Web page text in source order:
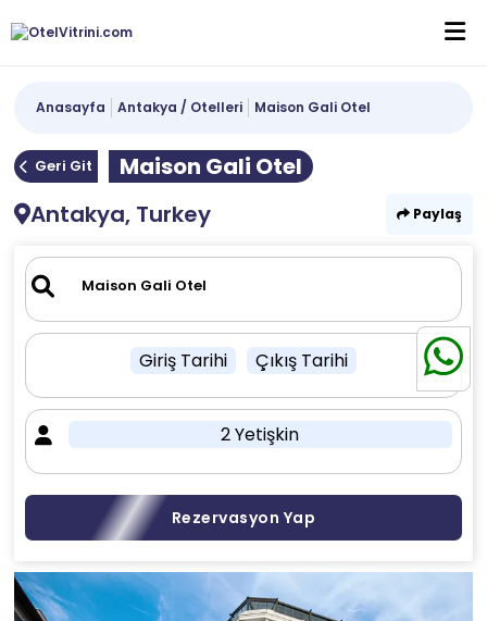
Anasayfa Antakya / Otelleri Maison Gali Otel
Geri Git
Maison Gali Otel
Antakya, Turkey
Paylaş
Giriş Tarihi Çıkış Tarihi
2 Yetişkin
Rezervasyon Yap